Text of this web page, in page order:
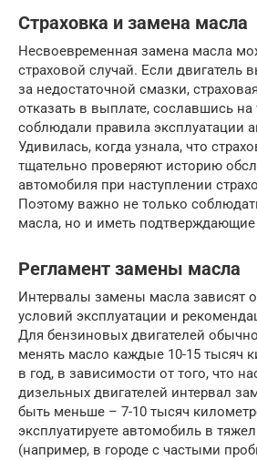
Страховка и замена масла
Несвоевременная замена масла
страховой случай. Если двигатель
за недостаточной смазки,
отказать в выплате, сославшись
соблюдали правила эксплуатации
Удивилась, когда узнала, что
тщательно проверяют историю
автомобиля при наступлении
Поэтому важно не только
масла, но и иметь
Регламент замены масла
Интервалы замены масла зависят
условий эксплуатации и
Для бензиновых двигателей
менять масло каждые 10-15 тысяч
в год, в зависимости от того, что
дизельных двигателей интервал
быть меньше – 7-10 тысяч
эксплуатируете автомобиль в
(например, в городе с частыми